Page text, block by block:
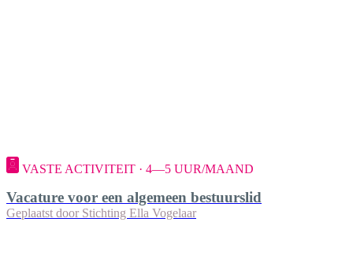
VASTE ACTIVITEIT · 4—5 UUR/MAAND
Vacature voor een algemeen bestuurslid
Geplaatst door Stichting Ella Vogelaar